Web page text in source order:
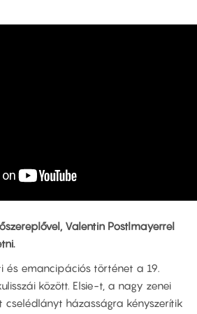
Valentin Postlmayerrel
és emancipációs történet a 19.
között. Elsie-t, a nagy zenei
cselédlányt házasságra kényszerítik